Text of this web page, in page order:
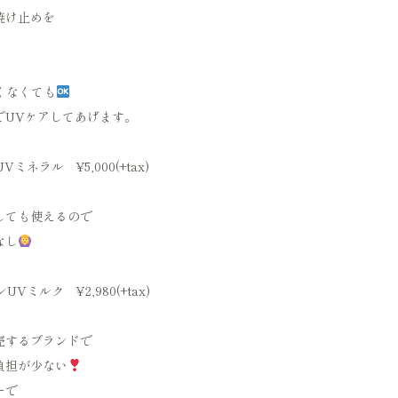
け止めを
くても
ケアしてあげます。
ミネラル ¥5,000(+tax)
ても使えるので
し
UVミルク ¥2,980(+tax)
するブランドで
が少ない
で